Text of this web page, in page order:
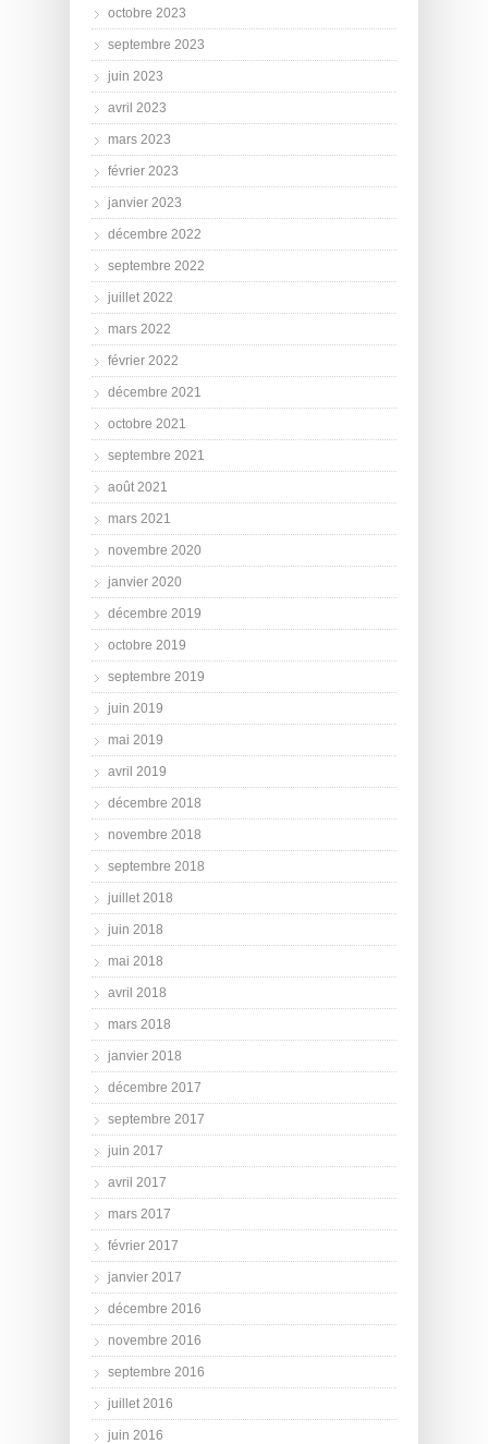
octobre 2023
septembre 2023
juin 2023
avril 2023
mars 2023
février 2023
janvier 2023
décembre 2022
septembre 2022
juillet 2022
mars 2022
février 2022
décembre 2021
octobre 2021
septembre 2021
août 2021
mars 2021
novembre 2020
janvier 2020
décembre 2019
octobre 2019
septembre 2019
juin 2019
mai 2019
avril 2019
décembre 2018
novembre 2018
septembre 2018
juillet 2018
juin 2018
mai 2018
avril 2018
mars 2018
janvier 2018
décembre 2017
septembre 2017
juin 2017
avril 2017
mars 2017
février 2017
janvier 2017
décembre 2016
novembre 2016
septembre 2016
juillet 2016
juin 2016